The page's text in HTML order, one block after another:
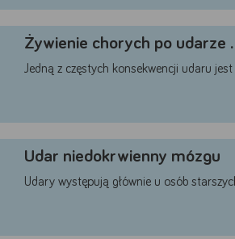
Żywienie chorych po udarze
Jedną z częstych konsekwencji udaru
Udar niedokrwienny mózgu
Udary występują głównie u osób
YouTube
wszystkie